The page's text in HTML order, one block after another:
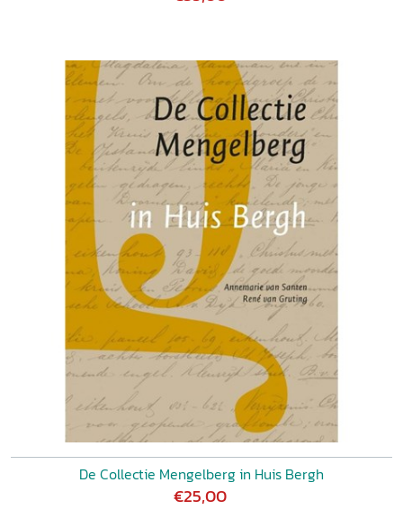
De Collectie Mengelberg in Huis Bergh
€25,00